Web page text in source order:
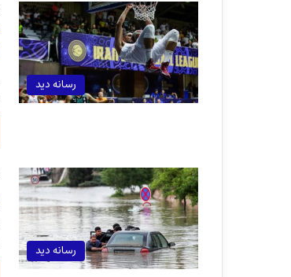
رسانه دید
رسانه دید